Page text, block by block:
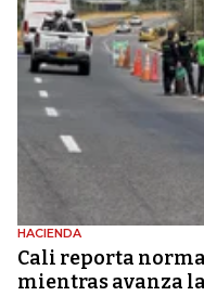
HACIENDA
Cali reporta
mientras avanza